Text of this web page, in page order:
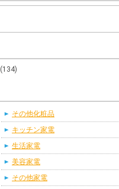
(134)
その他化粧品
キッチン家電
生活家電
美容家電
その他家電